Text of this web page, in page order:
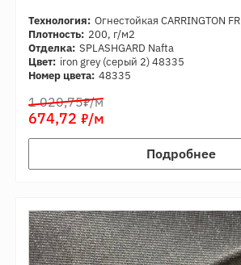
Технология: Огнестойкая CARRINGTON FR
Плотность: 200, г/м2
Отделка: SPLASHGARD Nafta
Цвет: iron grey (серый 2) 48335
Номер цвета: 48335
674,72 7/м
1 020,757/м
Подробнее